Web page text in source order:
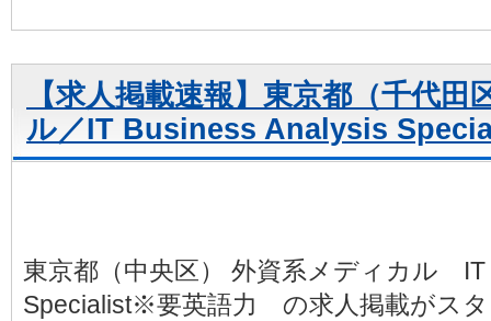
【求人掲載速報】東京都（千代
ル／IT Business Analysis
東京都（中央区） 外資系メディカル IT
Specialist※要英語力 の求人掲載がス